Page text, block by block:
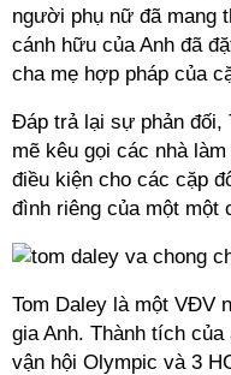
người phụ nữ đã mang
cánh hữu của Anh đã
cha mẹ hợp pháp của
Đáp trả lại sự phản đối,
mẽ kêu gọi các nhà
điều kiện cho các cặp
đình riêng của một một
Tom Daley là một VĐV
gia Anh. Thành tích
vận hội Olympic và 3